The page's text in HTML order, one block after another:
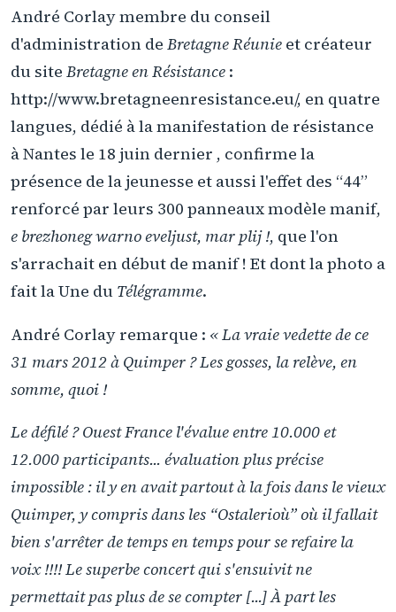
André Corlay membre du conseil
d'administration de Bretagne Réunie et créateur
du site Bretagne en Résistance :
http://www.bretagneenresistance.eu/, en quatre
langues, dédié à la manifestation de résistance
à Nantes le 18 juin dernier , confirme la
présence de la jeunesse et aussi l'effet des “44”
renforcé par leurs 300 panneaux modèle manif,
e brezhoneg warno eveljust, mar plij !, que l'on
s'arrachait en début de manif ! Et dont la photo a
fait la Une du Télégramme.
André Corlay remarque : « La vraie vedette de ce
31 mars 2012 à Quimper ? Les gosses, la relève, en
somme, quoi !
Le défilé ? Ouest France l'évalue entre 10.000 et
12.000 participants... évaluation plus précise
impossible : il y en avait partout à la fois dans le vieux
Quimper, y compris dans les “Ostalerioù” où il fallait
bien s'arrêter de temps en temps pour se refaire la
voix !!!! Le superbe concert qui s'ensuivit ne
permettait pas plus de se compter [...] À part les